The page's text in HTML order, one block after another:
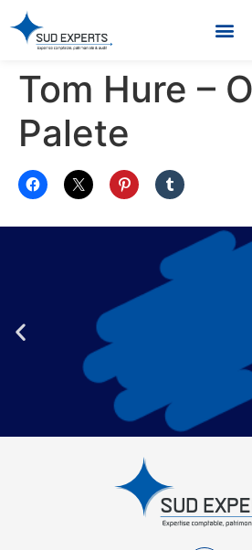
Tom Hure –
Palete
MARSEILLE
305 A, avenue